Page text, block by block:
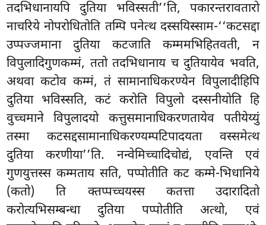
तदभिधानायपि दुतिया भविस्सती’’ति, पकारन्तरावतारो
नाचरिये नोपरोधितोति तम्पि पनेत्थ दस्सयिस्साम-‘‘कटसद्दा
उप्पज्जमाना दुतिया कटजाति कम्ममभिहितवती, न
विपुलादिगुणकम्मं, ततो तदभिधानाय च दुतियायेव भवति,
अथवा कटोव कम्मं, तं सामानाधिकरण्येन विपुलादीहिपि
दुतिया भविस्सति, कटं करोति विपुलो दस्सनीयोति हि
वुच्चमाने विपुलादयो कत्तुसमानाधिकरणतायेव पतीयेय्युं
तस्मा कटसद्दसामानाधिकरण्यम्पटिपादयता वस्समेत्थ
दुतिया करणीया’’ति. नन्वेमिच्चादिचोद्यं, एवन्ति एवं
गुणयुत्तस्स कम्मताय सति, पप्पोतीति कट कम्मे-भिधानिये
(कतो) ति क्तप्पच्चयस्स कतत्ता उदारादितो
करोत्यभिसम्बन्धा दुतिया पप्पोतीति अत्थो, एवं